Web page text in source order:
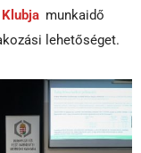
munkaidő
lehetőséget.